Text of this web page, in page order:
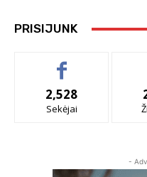
PRISIJUNK
2,528
Sekėjai
-